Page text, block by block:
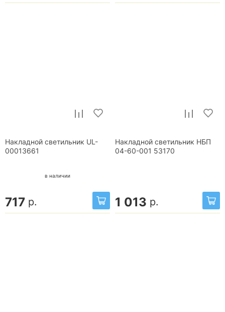
Накладной светильник UL-
00013661
в наличии
717 р.
Накладной светильник НБП
04-60-001 53170
1 013 р.